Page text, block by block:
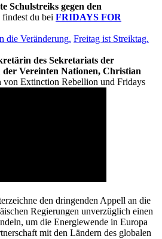
Schulstreiks gegen den
du bei FRIDAYS FOR
die Veränderung. Freitag ist Streiktag.
des Sekretariats der
Vereinten Nationen, Christian
von Extinction Rebellion und Fridays
den dringenden Appell an die
Regierungen unverzüglich einen
um die Energiewende in Europa
mit den Ländern des globalen